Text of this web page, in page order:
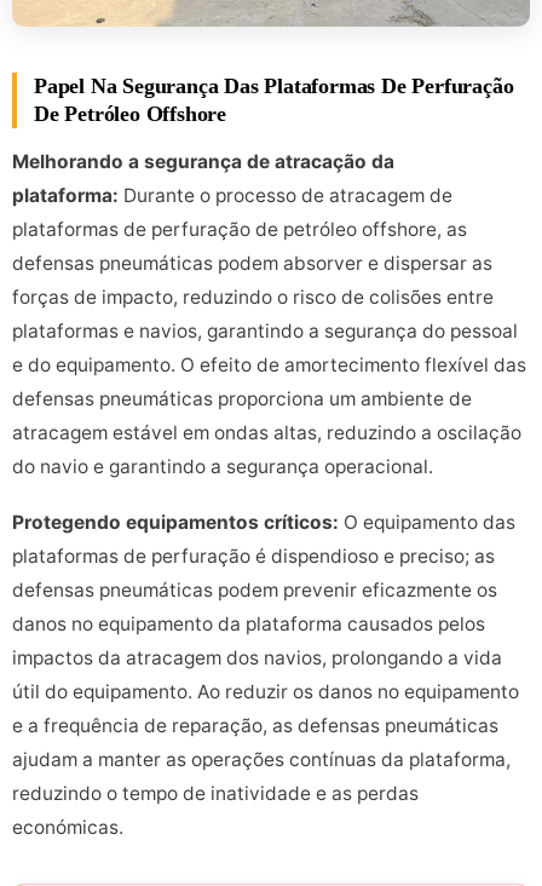
Papel Na Segurança Das Plataformas De Perfuração
De Petróleo Offshore
Melhorando a segurança de atracação da
plataforma: Durante o processo de atracagem de
plataformas de perfuração de petróleo offshore, as
defensas pneumáticas podem absorver e dispersar as
forças de impacto, reduzindo o risco de colisões entre
plataformas e navios, garantindo a segurança do pessoal
e do equipamento. O efeito de amortecimento flexível das
defensas pneumáticas proporciona um ambiente de
atracagem estável em ondas altas, reduzindo a oscilação
do navio e garantindo a segurança operacional.
Protegendo equipamentos críticos: O equipamento das
plataformas de perfuração é dispendioso e preciso; as
defensas pneumáticas podem prevenir eficazmente os
danos no equipamento da plataforma causados pelos
impactos da atracagem dos navios, prolongando a vida
útil do equipamento. Ao reduzir os danos no equipamento
e a frequência de reparação, as defensas pneumáticas
ajudam a manter as operações contínuas da plataforma,
reduzindo o tempo de inatividade e as perdas
económicas.